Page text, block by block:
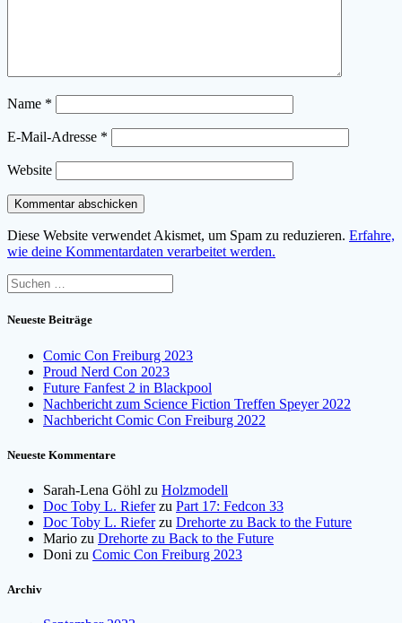
Name *
E-Mail-Adresse *
Website
Diese Website verwendet Akismet, um Spam zu reduzieren. Erfahre,
wie deine Kommentardaten verarbeitet werden.
Suchen
nach:
Neueste Beiträge
Comic Con Freiburg 2023
Proud Nerd Con 2023
Future Fanfest 2 in Blackpool
Nachbericht zum Science Fiction Treffen Speyer 2022
Nachbericht Comic Con Freiburg 2022
Neueste Kommentare
Sarah-Lena Göhl zu Holzmodell
Doc Toby L. Rieferzu Part 17: Fedcon 33
Doc Toby L. Rieferzu Drehorte zu Back to the Future
Mario zu Drehorte zu Back to the Future
Doni zu Comic Con Freiburg 2023
Archiv